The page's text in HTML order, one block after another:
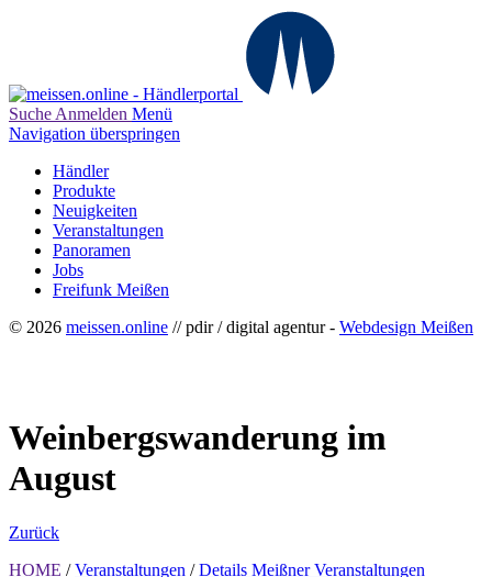
Suche Anmelden Menü
Navigation überspringen
Händler
Produkte
Neuigkeiten
Veranstaltungen
Panoramen
Jobs
Freifunk Meißen
© 2026 meissen.online // pdir / digital agentur - Webdesign Meißen
Weinbergswanderung im
August
Zurück
HOME / Veranstaltungen / Details Meißner Veranstaltungen